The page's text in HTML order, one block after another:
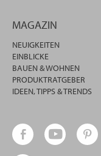
MAGAZIN
NEUIGKEITEN
EINBLICKE
BAUEN & WOHNEN
PRODUKTRATGEBER
IDEEN, TIPPS & TRENDS